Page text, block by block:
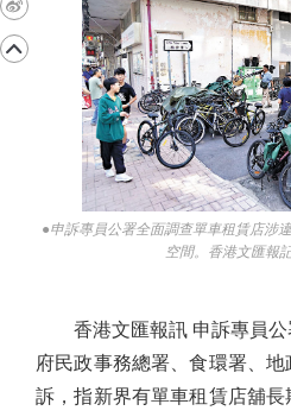
●申訴專員公署全面調查單車租賃店涉
空間。香港文匯報
香港文匯報訊 申訴專員公
府民政事務總署、食環署、
訴，指新界有單車租賃店舖